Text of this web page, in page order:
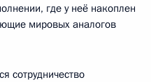
где у неё накоплен
мировых аналогов
сотрудничество